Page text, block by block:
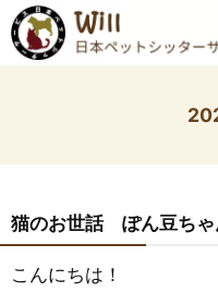
猫のお世話 ぽん豆ちゃ
こんにちは！